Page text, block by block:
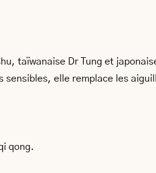
taïwanaise Dr Tung et
sensibles, elle remplace les
qong.